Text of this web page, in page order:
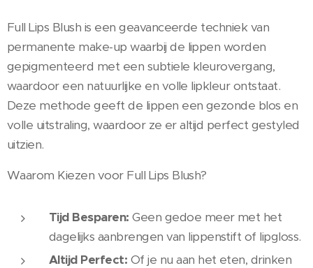
Full Lips Blush is een geavanceerde techniek van
permanente make-up waarbij de lippen worden
gepigmenteerd met een subtiele kleurovergang,
waardoor een natuurlijke en volle lipkleur ontstaat.
Deze methode geeft de lippen een gezonde blos en
volle uitstraling, waardoor ze er altijd perfect gestyled
uitzien.
Waarom Kiezen voor Full Lips Blush?
Tijd Besparen: Geen gedoe meer met het
dagelijks aanbrengen van lippenstift of lipgloss.
Altijd Perfect: Of je nu aan het eten, drinken